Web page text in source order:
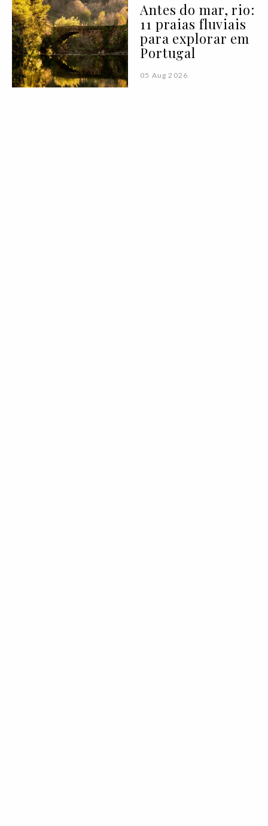
Antes do mar, rio:
11 praias fluviais
para explorar em
Portugal
05 Aug 2026